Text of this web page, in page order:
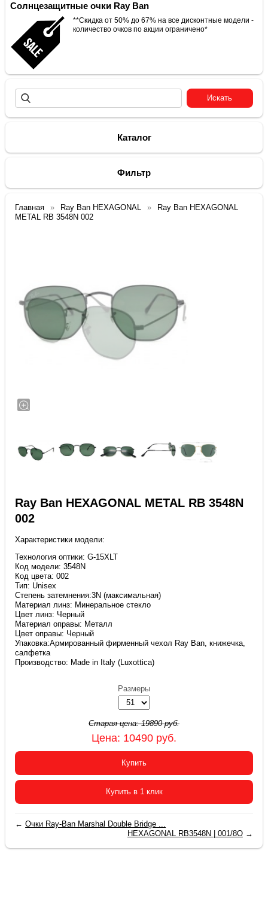
Солнцезащитные очки Ray Ban
**Скидка от 50% до 67% на все дисконтные модели -
количество очков по акции ограничено*
Каталог
Фильтр
Главная Ray Ban HEXAGONAL
Ray Ban HEXAGONAL
METAL RB 3548N 002
Ray Ban HEXAGONAL METAL RB 3548N
002
Характеристики модели:
Технология оптики: G-15XLT
Код модели: 3548N
Код цвета: 002
Тип: Unisex
Степень затемнения:3N (максимальная)
Материал линз: Минеральное стекло
Цвет линз: Черный
Материал оправы: Металл
Цвет оправы: Черный
Упаковка:Армированный фирменный чехол Ray Ban, книжечка,
салфетка
Производство: Made in Italy (Luxottica)
Размеры
Старая цена:19890руб.
Цена: 10490 руб.
Купить
Купить в 1 клик
←Очки Ray-Ban Marshal Double Bridge ...
HEXAGONAL RB3548N | 001/8O→